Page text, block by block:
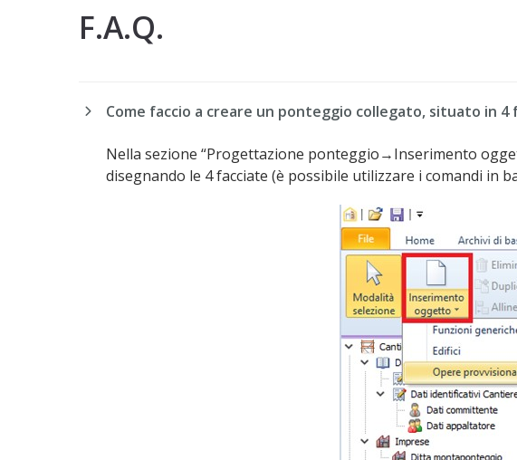
F.A.Q.
Come faccio a creare un ponteggio collegato, situato in 4
Nella sezione “Progettazione ponteggio→Inserimento
disegnando le 4 facciate (è possibile utilizzare i comandi in